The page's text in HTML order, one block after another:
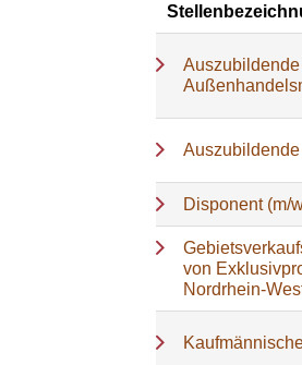
Disponent (m/
von
Nordrhein-